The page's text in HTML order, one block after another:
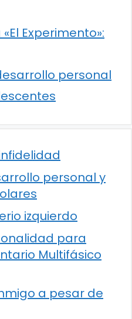
Experimento»:
personal
personal y
izquierdo
para
Multifásico
a pesar de